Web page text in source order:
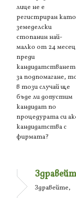
лице не е
регистриран като
земеделски
стопанин най-
малко от 24
преди
за подпомагане,
в този случай ще
бъде ли допустим
кандидат по
процедурата си
кандидатства с
фирмата?
Здравейте,